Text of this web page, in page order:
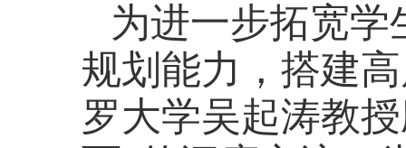
为进一步拓宽
规划能力，搭建
罗大学吴起涛教